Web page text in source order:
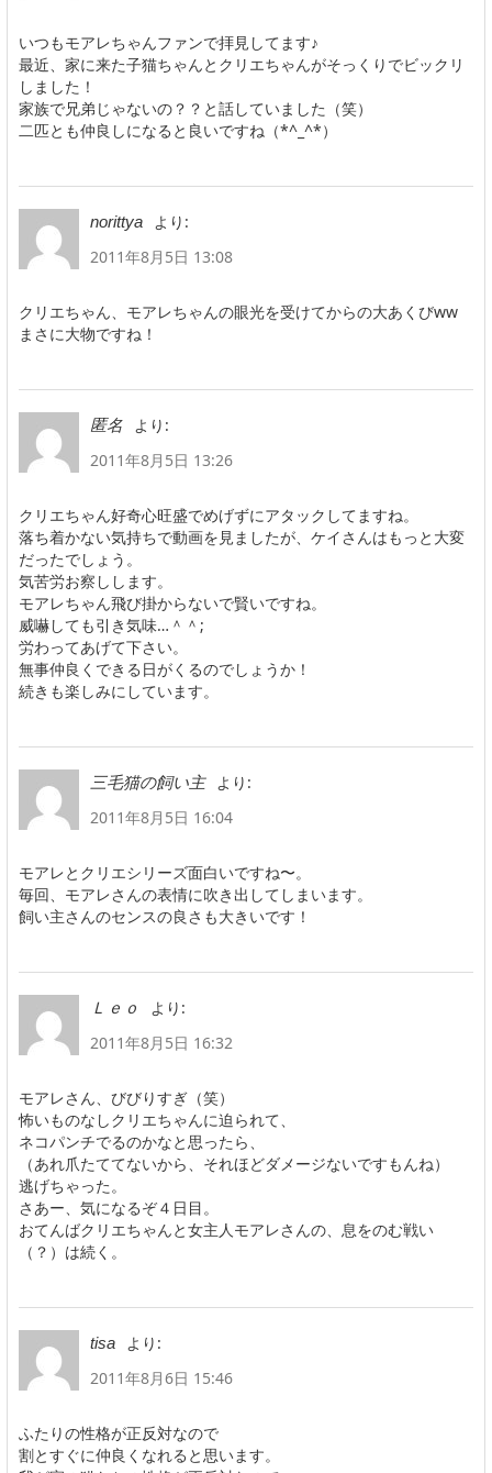
いつもモアレちゃんファンで拝見してます♪
最近、家に来た子猫ちゃんとクリエちゃんがそっくりでビックリ
しました！
家族で兄弟じゃないの？？と話していました（笑）
二匹とも仲良しになると良いですね（*^_^*）
norittya
より:
2011年8月5日 13:08
クリエちゃん、モアレちゃんの眼光を受けてからの大あくびww
まさに大物ですね！
匿名
より:
2011年8月5日 13:26
クリエちゃん好奇心旺盛でめげずにアタックしてますね。
落ち着かない気持ちで動画を見ましたが、ケイさんはもっと大変
だったでしょう。
気苦労お察しします。
モアレちゃん飛び掛からないで賢いですね。
威嚇しても引き気味…＾＾;
労わってあげて下さい。
無事仲良くできる日がくるのでしょうか！
続きも楽しみにしています。
三毛猫の飼い主
より:
2011年8月5日 16:04
モアレとクリエシリーズ面白いですね〜。
毎回、モアレさんの表情に吹き出してしまいます。
飼い主さんのセンスの良さも大きいです！
Ｌｅｏ
より:
2011年8月5日 16:32
モアレさん、びびりすぎ（笑）
怖いものなしクリエちゃんに迫られて、
ネコパンチでるのかなと思ったら、
（あれ爪たててないから、それほどダメージないですもんね）
逃げちゃった。
さあー、気になるぞ４日目。
おてんばクリエちゃんと女主人モアレさんの、息をのむ戦い
（？）は続く。
tisa
より:
2011年8月6日 15:46
ふたりの性格が正反対なので
割とすぐに仲良くなれると思います。